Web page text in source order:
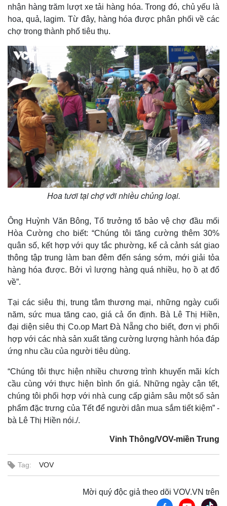
Thế giới
Quan sát
Cuộc sống đó đây
Hồ sơ
Multimedia
Video
Ảnh
E-Magazine
Infographic
nhận hàng trăm lượt xe tải hàng hóa. Trong đó, chủ yếu là
hoa, quả, lagim. Từ đây, hàng hóa được phân phối về các
chợ trong thành phố tiêu thụ.
Hoa tươi tại chợ với nhiều chủng loại.
Ông Huỳnh Văn Bông, Tổ trưởng tổ bảo vệ chợ đầu mối
Hòa Cường cho biết: “Chúng tôi tăng cường thêm 30%
quân số, kết hợp với quy tắc phường, kể cả cảnh sát giao
thông tập trung làm ban đêm đến sáng sớm, mới giải tỏa
hàng hóa được. Bởi vì lượng hàng quá nhiều, họ ồ ạt đổ
về”.
Tại các siêu thị, trung tâm thương mại, những ngày cuối
năm, sức mua tăng cao, giá cả ổn định. Bà Lê Thị Hiền,
đại diện siêu thị Co.op Mart Đà Nẵng cho biết, đơn vị phối
hợp với các nhà sản xuất tăng cường lượng hành hóa đáp
ứng nhu cầu của người tiêu dùng.
“Chúng tôi thực hiện nhiều chương trình khuyến mãi kích
cầu cùng với thực hiện bình ổn giá. Những ngày cận tết,
chúng tôi phối hợp với nhà cung cấp giảm sâu một số sản
phẩm đặc trưng của Tết để người dân mua sắm tiết kiệm” -
bà Lê Thị Hiền nói./.
Vinh Thông/VOV-miền Trung
Tag: VOV
Mời quý độc giả theo dõi VOV.VN trên